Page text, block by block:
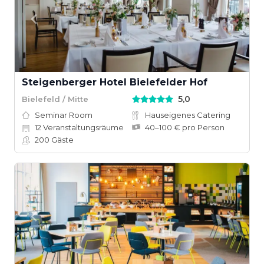
Steigenberger Hotel Bielefelder Hof
Bielefeld / Mitte 5,0
Seminar Room
Hauseigenes Catering
12 Veranstaltungsräume
40–100 € pro Person
200 Gäste